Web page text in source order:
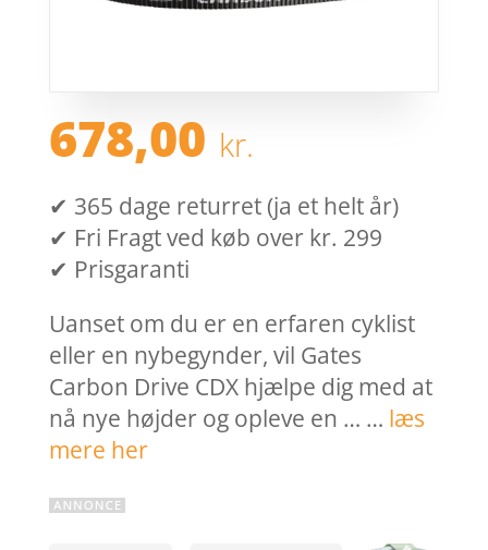
678,00 kr.
✔ 365 dage returret (ja et helt år)
✔ Fri Fragt ved køb over kr. 299
✔ Prisgaranti
Uanset om du er en erfaren cyklist
eller en nybegynder, vil Gates
Carbon Drive CDX hjælpe dig med at
nå nye højder og opleve en … … læs
mere her